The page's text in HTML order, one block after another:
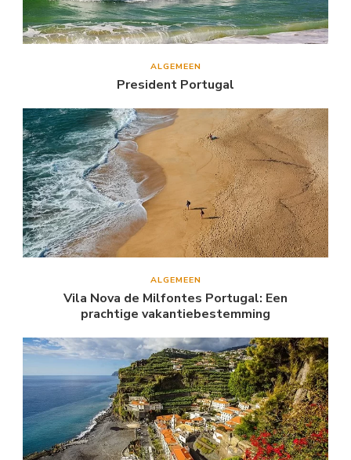
ALGEMEEN
President Portugal
ALGEMEEN
Vila Nova de Milfontes Portugal: Een
prachtige vakantiebestemming